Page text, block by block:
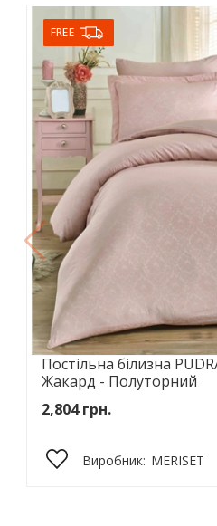
FREE
Постільна білизна
Жакард - Полуторний
2,804 грн.
Виробник: MERISET